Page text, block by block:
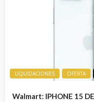
LIQUIDACIONES OFERTA
Walmart: IPHONE 15